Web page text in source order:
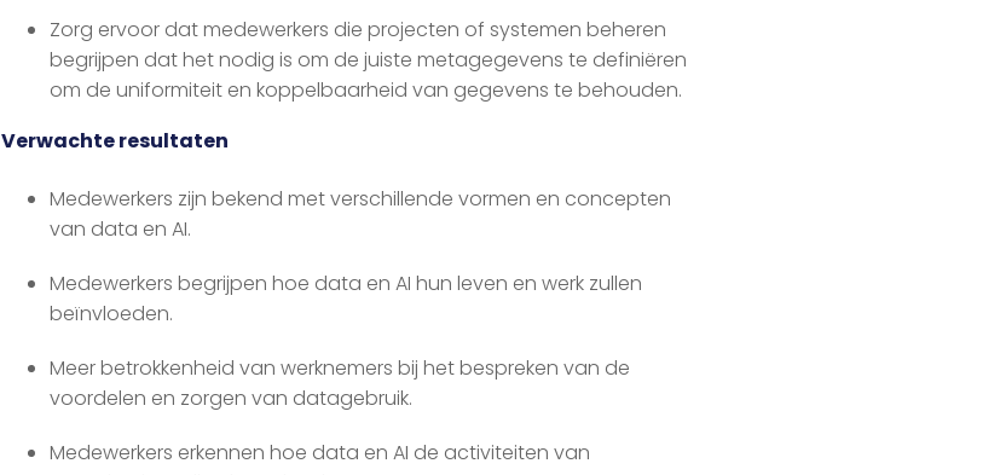
Zorg ervoor dat medewerkers die projecten of systemen beheren
begrijpen dat het nodig is om de juiste metagegevens te definiëren
om de uniformiteit en koppelbaarheid van gegevens te behouden.
Verwachte resultaten
Medewerkers zijn bekend met verschillende vormen en concepten
van data en AI.
Medewerkers begrijpen hoe data en AI hun leven en werk zullen
beïnvloeden.
Meer betrokkenheid van werknemers bij het bespreken van de
voordelen en zorgen van datagebruik.
Medewerkers erkennen hoe data en AI de activiteiten van